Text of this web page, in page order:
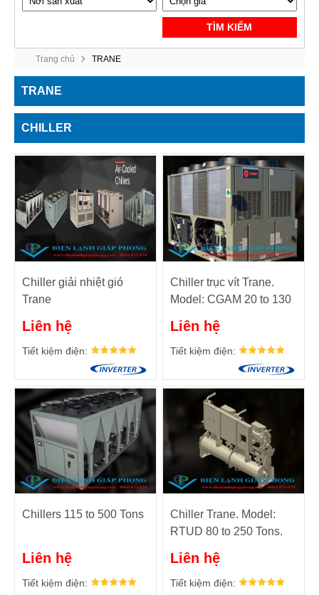
TÌM KIẾM
Trang chủ TRANE
TRANE
CHILLER
Chiller giải nhiệt gió
Trane
Liên hệ
Tiết kiệm điện:
Chiller trục vít Trane.
Model: CGAM 20 to 130
Liên hệ
Tiết kiệm điện:
Chillers 115 to 500 Tons
Liên hệ
Tiết kiệm điện:
Chiller Trane. Model:
RTUD 80 to 250 Tons.
Liên hệ
Tiết kiệm điện: